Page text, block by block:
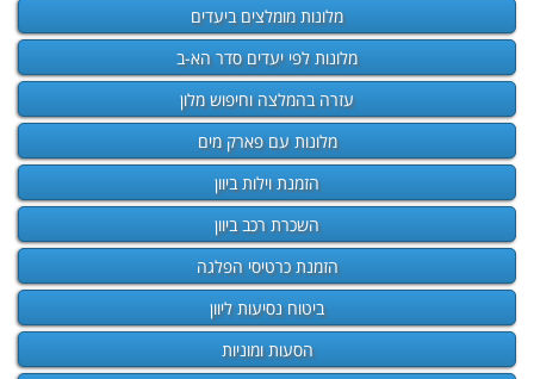
מלונות מומלצים ביעדים
מלונות לפי יעדים סדר הא-ב
עזרה בהמלצה וחיפוש מלון
מלונות עם פארק מים
הזמנת וילות ביוון
השכרת רכב ביוון
הזמנת כרטיסי הפלגה
ביטוח נסיעות ליוון
הסעות ומוניות